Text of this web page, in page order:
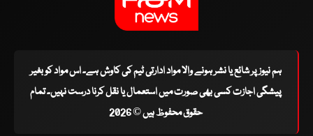
ہم نیوز پر شائع یا نشر ہونے والا مواد ادارتی ٹیم کی کاوش ہے۔ اس مواد کو بغیر
پیشگی اجازت کسی بھی صورت میں استعمال یا نقل کرنا درست نہیں۔ تمام
حقوق محفوظ ہیں © 2026